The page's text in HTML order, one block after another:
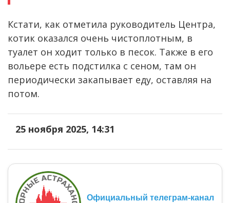
Кстати, как отметила руководитель Центра,
котик оказался очень чистоплотным, в
туалет он ходит только в песок. Также в его
вольере есть подстилка с сеном, там он
периодически закапывает еду, оставляя на
потом.
25 ноября 2025, 14:31
Официальный телеграм-канал